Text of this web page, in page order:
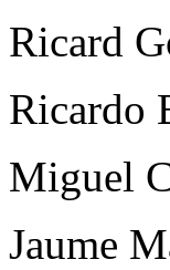
Ricard
Ricardo
Miguel
Jaume